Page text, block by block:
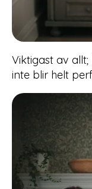
Viktigast av
inte blir helt